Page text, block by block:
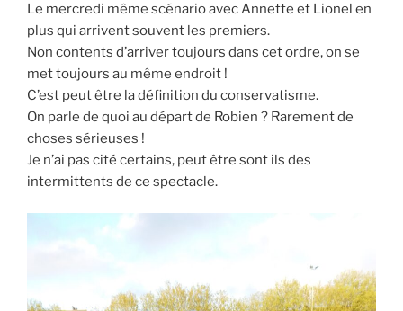
Le mercredi même scénario avec Annette et Lionel en
plus qui arrivent souvent les premiers.
Non contents d’arriver toujours dans cet ordre, on se
met toujours au même endroit !
C’est peut être la définition du conservatisme.
On parle de quoi au départ de Robien ? Rarement de
choses sérieuses !
Je n’ai pas cité certains, peut être sont ils des
intermittents de ce spectacle.